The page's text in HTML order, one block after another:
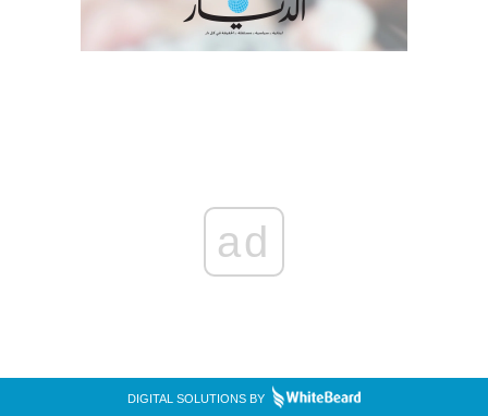
ad
DIGITAL SOLUTIONS BY